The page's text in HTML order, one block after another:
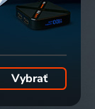
Vybrať